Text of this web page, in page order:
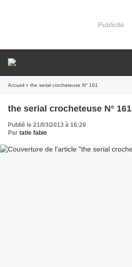
Publicité
Accueil » the serial crocheteuse N° 161
the serial crocheteuse N° 161
Publié le 21/03/2013 à 16:28
Par tatie fabie